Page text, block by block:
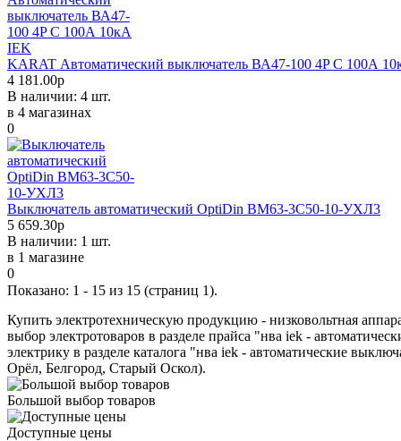
KARAT Автоматический выключатель ВА47-100 4P C 100А
4 181.00р
В наличии: 4 шт.
в 4 магазинах
0
Выключатель автоматический OptiDin BM63-3C50-10-УХЛ3
5 659.30р
В наличии: 1 шт.
в 1 магазине
0
Показано: 1 - 15 из 15 (страниц 1).
Купить электротехническую продукцию - низковольтная
выбор электротоваров в разделе прайса "нва iek -
электрику в разделе каталога "нва iek - автоматические
Орёл, Белгород, Старый Оскол).
Большой выбор товаров
Доступные цены